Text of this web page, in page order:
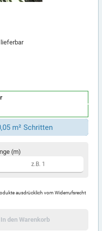
m² Schritten
(m)
ausdrücklich vom Widerrufsrecht
In den Warenkorb